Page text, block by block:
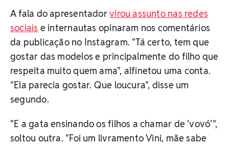
A fala do apresentadorvirou assunto nas redes
sociais e internautas opinaram nos comentários
da publicação no Instagram. "Tá certo, tem que
gostar das modelos e principalmente do filho que
respeita muito quem ama", alfinetou uma conta.
"Ela parecia gostar. Que loucura", disse um
segundo.
"E a gata ensinando os filhos a chamar de 'vovó'",
soltou outra. "Foi um livramento Vini, mãe sabe